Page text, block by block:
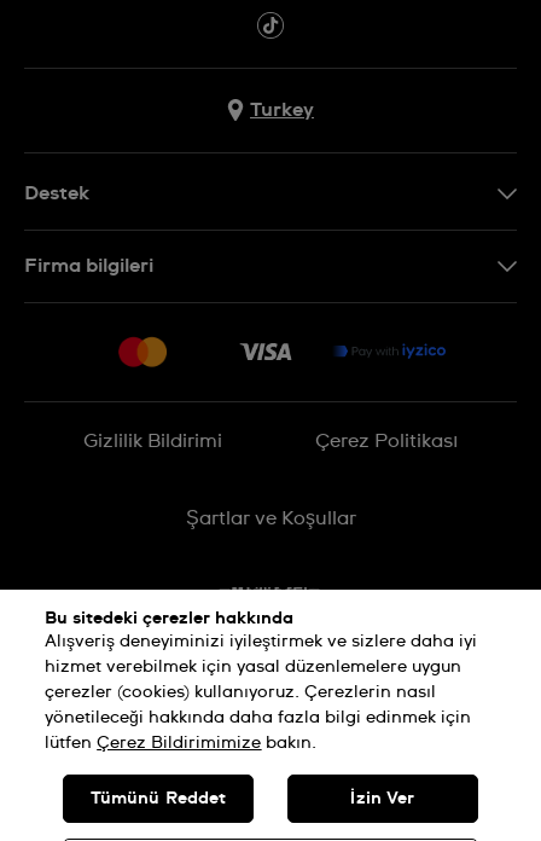
Turkey
Destek
İade Politikası
Firma bilgileri
Gizlilik Bildirimi Çerez Politikası
Şartlar ve Koşullar
SWISS MADE
Bu sitedeki çerezler hakkında
Alışveriş deneyiminizi iyileştirmek ve sizlere daha iyi
hizmet verebilmek için yasal düzenlemelere uygun
çerezler (cookies) kullanıyoruz. Çerezlerin nasıl
yönetileceği hakkında daha fazla bilgi edinmek için
lütfenÇerez Bildirimimize bakın.
Tümünü Reddet İzin Ver